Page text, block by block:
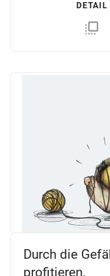
DETAIL
flip_to_front
Durch die
profitieren.